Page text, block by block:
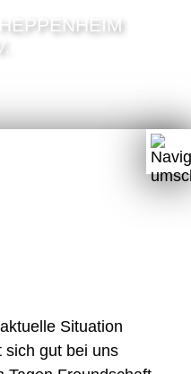
Situation
gut bei uns